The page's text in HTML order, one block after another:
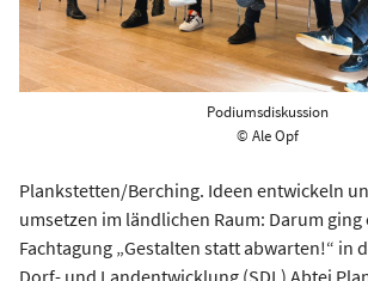
Podiumsdiskussion
© Ale Opf
Plankstetten/Berching. Ideen entwickeln
umsetzen im ländlichen Raum: Darum ging
Fachtagung „Gestalten statt abwarten!“ in